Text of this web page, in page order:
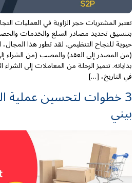
تعتبر المشتريات حجر الزاوية في العمليات
بتنسيق تحديد مصادر السلع والخدمات والحصول
حيوية للنجاح التنظيمي. لقد تطور هذا
(من المصدر إلى العقد) والمصب (من الشراء
بداياته. تتميز الرحلة من المعاملات إلى
في التاريخ، […]
3 خطوات لتحسين عملية
بيني